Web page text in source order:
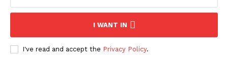
I WANT IN
I've read and accept the Privacy Policy.